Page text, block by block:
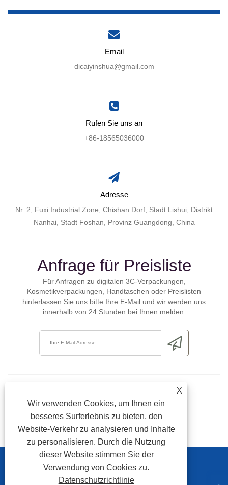
X
Wir verwenden Cookies, um Ihnen ein
besseres Surferlebnis zu bieten, den
Website-Verkehr zu analysieren und Inhalte
zu personalisieren. Durch die Nutzung
dieser Website stimmen Sie der
Verwendung von Cookies zu.
Datenschutzrichtlinie
Email
dicaiyinshua@gmail.com
Rufen Sie uns an
+86-18565036000
Adresse
Nr. 2, Fuxi Industrial Zone, Chishan Dorf, Stadt Lishui, Distrikt
Nanhai, Stadt Foshan, Provinz Guangdong, China
Anfrage für Preisliste
Für Anfragen zu digitalen 3C-Verpackungen,
Kosmetikverpackungen, Handtaschen oder Preislisten
hinterlassen Sie uns bitte Ihre E-Mail und wir werden uns
innerhalb von 24 Stunden bei Ihnen melden.
Link Sitemap RSS Xml Datenschutzrichtlinie